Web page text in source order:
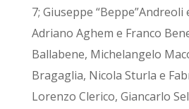
7; Giuseppe “Beppe”Andreoli
Adriano Aghem e Franco
Ballabene, Michelangelo
Bragaglia, Nicola Sturla e
Lorenzo Clerico, Giancarlo